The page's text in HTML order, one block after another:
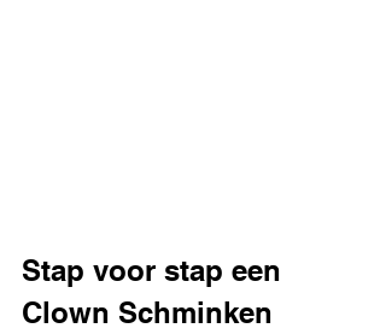
Stap voor stap een
Clown Schminken